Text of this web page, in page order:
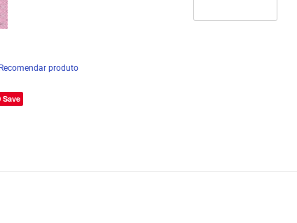
Recomendar produto
Save